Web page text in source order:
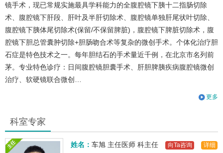
镜手术，现已常规实施最具学科能力的全腹腔镜下胰十二指肠切除
术、腹腔镜下肝段、肝叶及半肝切除术、腹腔镜单独肝尾状叶切除、
腹腔镜下胰体尾切除术(保留/不保留脾脏)，腹腔镜下脾脏切除术，腹
腔镜下胆总管囊肿切除+胆肠吻合术等复杂的微创手术。个体化治疗胆
石症是特色技术之一。每年胆结石的手术量近千例，在北京市名列前
茅。专业特色诊疗：日间腹腔镜胆囊手术、肝胆脾胰疾病腹腔镜微创
治疗、软硬镜联合微创…
更多
科室专家
姓名： 车旭 主任医师 科主任 向Ta咨询 详细